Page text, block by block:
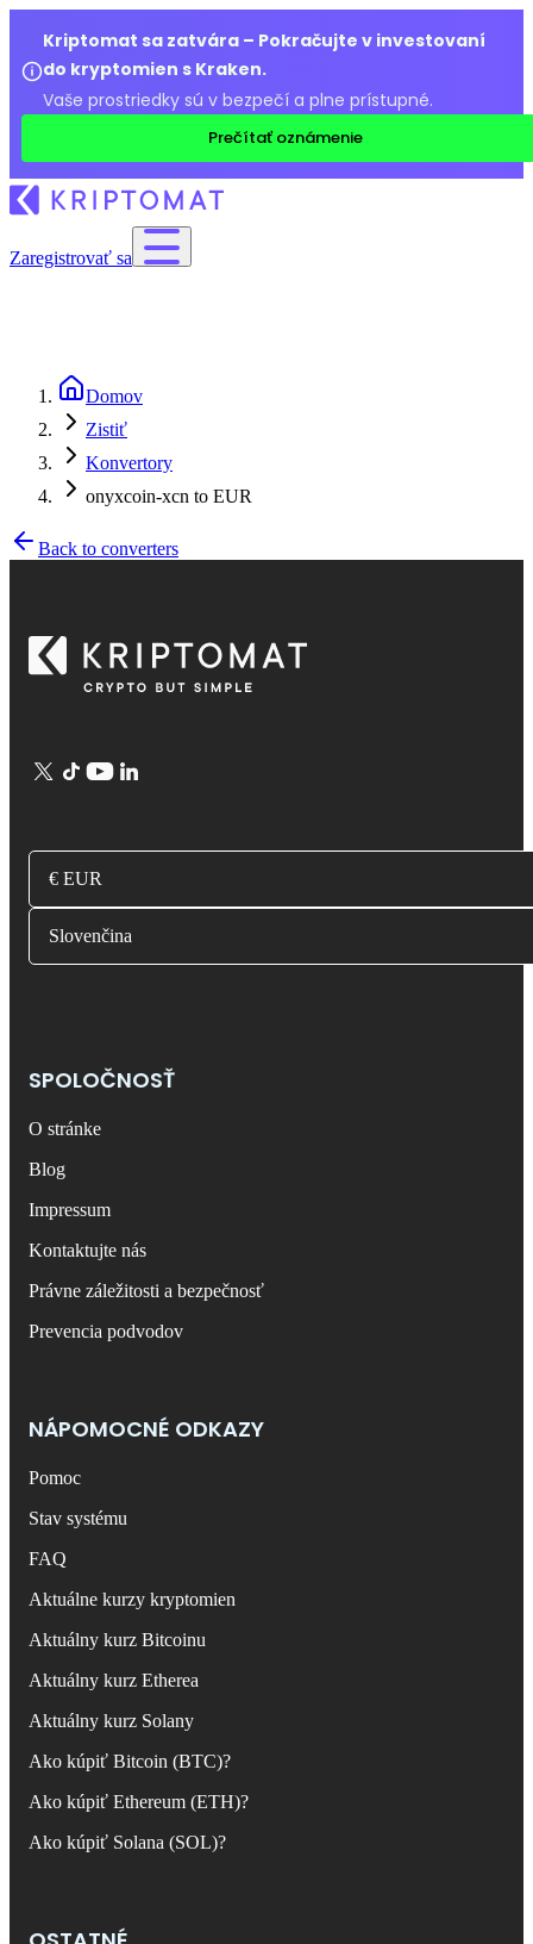
Kriptomat sa zatvára – Pokračujte v investovaní
do kryptomien s Kraken.
Vaše prostriedky sú v bezpečí a plne prístupné.
Prečítať oznámenie
Zaregistrovať sa
Domov
Zistiť
Konvertory
onyxcoin-xcn to EUR
Back to converters
€ EUR
Slovenčina
SPOLOČNOSŤ
O stránke
Blog
Impressum
Kontaktujte nás
Právne záležitosti a bezpečnosť
Prevencia podvodov
NÁPOMOCNÉ ODKAZY
Pomoc
Stav systému
FAQ
Aktuálne kurzy kryptomien
Aktuálny kurz Bitcoinu
Aktuálny kurz Etherea
Aktuálny kurz Solany
Ako kúpiť Bitcoin (BTC)?
Ako kúpiť Ethereum (ETH)?
Ako kúpiť Solana (SOL)?